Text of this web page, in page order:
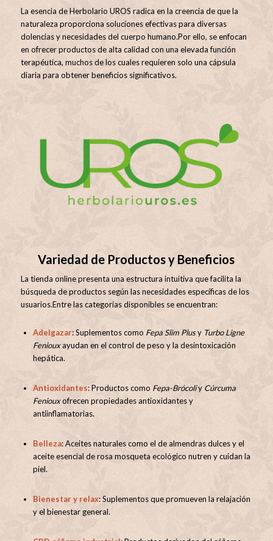
La esencia de Herbolario UROS radica en la creencia de que la
naturaleza proporciona soluciones efectivas para diversas
dolencias y necesidades del cuerpo humano.Por ello, se enfocan
en ofrecer productos de alta calidad con una elevada función
terapéutica, muchos de los cuales requieren solo una cápsula
diaria para obtener beneficios significativos.
Variedad de Productos y Beneficios
La tienda online presenta una estructura intuitiva que facilita la
búsqueda de productos según las necesidades específicas de los
usuarios.Entre las categorías disponibles se encuentran:
Adelgazar:Suplementos como Fepa Slim Plusy Turbo Ligne
Feniouxayudan en el control de peso y la desintoxicación
hepática.
Antioxidantes:Productos como Fepa-Brócoliy Cúrcuma
Feniouxofrecen propiedades antioxidantes y
antiinflamatorias.
Belleza:Aceites naturales como el de almendras dulces y el
aceite esencial de rosa mosqueta ecológico nutren y cuidan la
piel.
Bienestar y relax:Suplementos que promueven la relajación
y el bienestar general.